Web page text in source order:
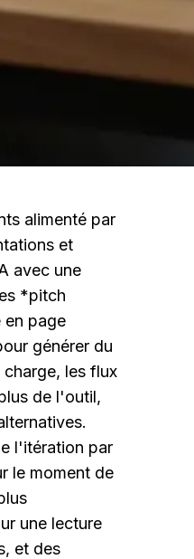
alimenté par
et
avec une
*pitch
en page
générer du
les flux
de l'outil,
l'itération par
le moment de
une lecture
et des